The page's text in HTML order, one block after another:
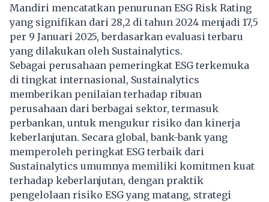
Mandiri mencatatkan penurunan ESG Risk Rating
yang signifikan dari 28,2 di tahun 2024 menjadi 17,5
per 9 Januari 2025, berdasarkan evaluasi terbaru
yang dilakukan oleh Sustainalytics.
Sebagai perusahaan pemeringkat ESG terkemuka
di tingkat internasional, Sustainalytics
memberikan penilaian terhadap ribuan
perusahaan dari berbagai sektor, termasuk
perbankan, untuk mengukur risiko dan kinerja
keberlanjutan. Secara global, bank-bank yang
memperoleh peringkat ESG terbaik dari
Sustainalytics umumnya memiliki komitmen kuat
terhadap keberlanjutan, dengan praktik
pengelolaan risiko ESG yang matang, strategi